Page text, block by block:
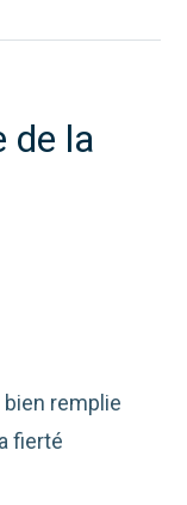
de la
bien remplie
fierté